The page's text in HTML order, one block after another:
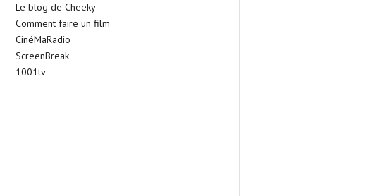
Le blog de Cheeky
Comment faire un film
CinéMaRadio
ScreenBreak
1001tv